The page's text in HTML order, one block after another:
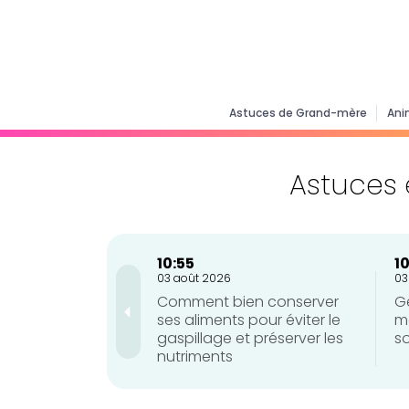
Astuces de Grand-mère
10:55
03 août 2026
Comment bien conserver
ses aliments pour éviter le
gaspillage et préserver les
nutriments